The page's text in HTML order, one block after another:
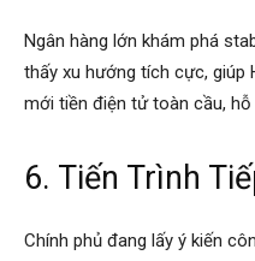
Ngân hàng lớn khám phá
thấy xu hướng tích cực, giúp
mới tiền điện tử toàn cầu,
6. Tiến Trình
Chính phủ đang lấy ý kiến